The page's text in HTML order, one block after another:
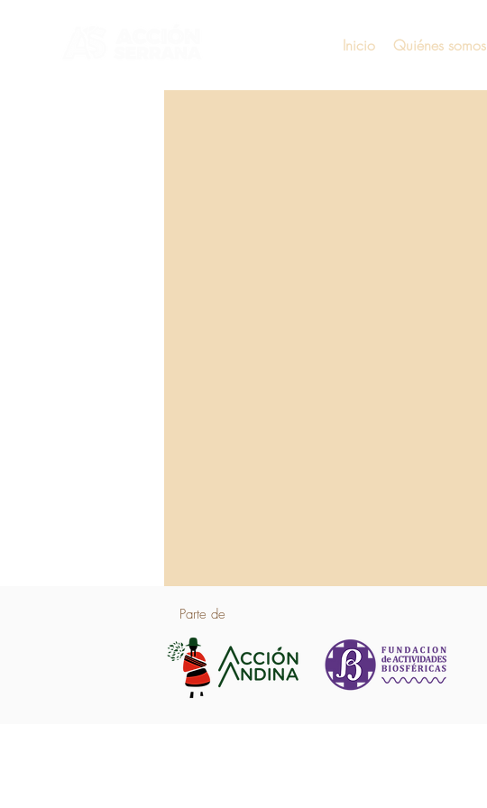
Inicio Quiénes somos
Parte de